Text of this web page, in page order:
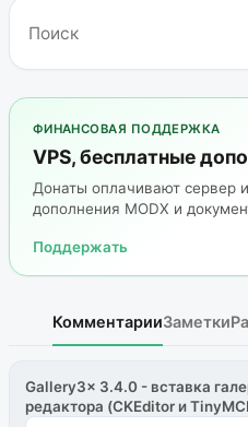
ФИНАНСОВАЯ ПОДДЕРЖКА
VPS, бесплатные
Донаты оплачивают сервер
дополнения MODX и
Поддержать
КомментарииЗаметки
Gallery3x 3.4.0 - вставка
редактора (CKEditor и